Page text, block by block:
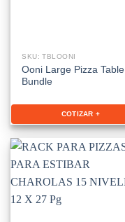
SKU: TBLOONI
Ooni Large Pizza Table
Bundle
COTIZAR +